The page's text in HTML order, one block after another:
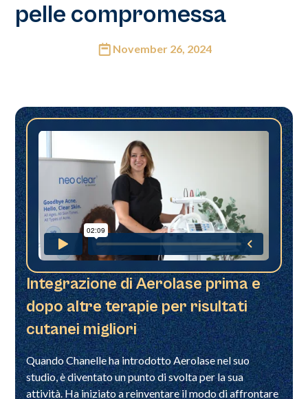
pelle compromessa
November 26, 2024
Integrazione di Aerolase prima e
dopo altre terapie per risultati
cutanei migliori
Quando Chanelle ha introdotto Aerolase nel suo
studio, è diventato un punto di svolta per la sua
attività. Ha iniziato a reinventare il modo di affrontare